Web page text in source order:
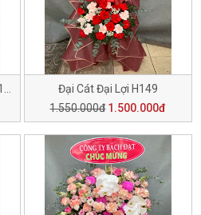
Đại Cát Đại Lợi H149
1.550.000đ 1.500.000đ